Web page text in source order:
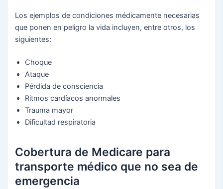
Los ejemplos de condiciones médicamente necesarias
que ponen en peligro la vida incluyen, entre otros, los
siguientes:
Choque
Ataque
Pérdida de consciencia
Ritmos cardíacos anormales
Trauma mayor
Dificultad respiratoria
Cobertura de Medicare para
transporte médico que no sea de
emergencia